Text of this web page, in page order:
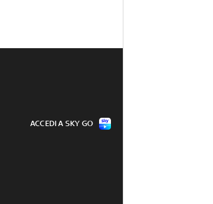
ACCEDI A SKY GO